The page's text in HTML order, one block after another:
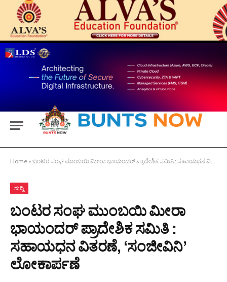
Home » ಬಂಟರ ಸಂಘ ಮುಂಬಯಿ ಮೀರಾ ಭಾಯಂದರ್ ಪ್ರಾದೇಶಿಕ ಸಮಿತಿ : ಸಹಾಯಧನ ವಿತರಣೆ, ‘ಸಂಜೀವಿನಿ’ ಲೋಕಾರ್ಪಣೆ
ಸುದ್ದಿ
ಬಂಟರ ಸಂಘ ಮುಂಬಯಿ ಮೀರಾ
ಭಾಯಂದರ್ ಪ್ರಾದೇಶಿಕ ಸಮಿತಿ :
ಸಹಾಯಧನ ವಿತರಣೆ, ‘ಸಂಜೀವಿನಿ’
ಲೋಕಾರ್ಪಣೆ